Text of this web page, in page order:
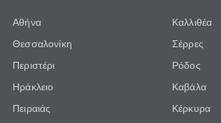
Αθήνα
Θεσσαλονίκη
Περιστέρι
Ηράκλειο
Πειραιάς
Καλλιθέα
Σέρρες
Ρόδος
Καβάλα
Κέρκυρα